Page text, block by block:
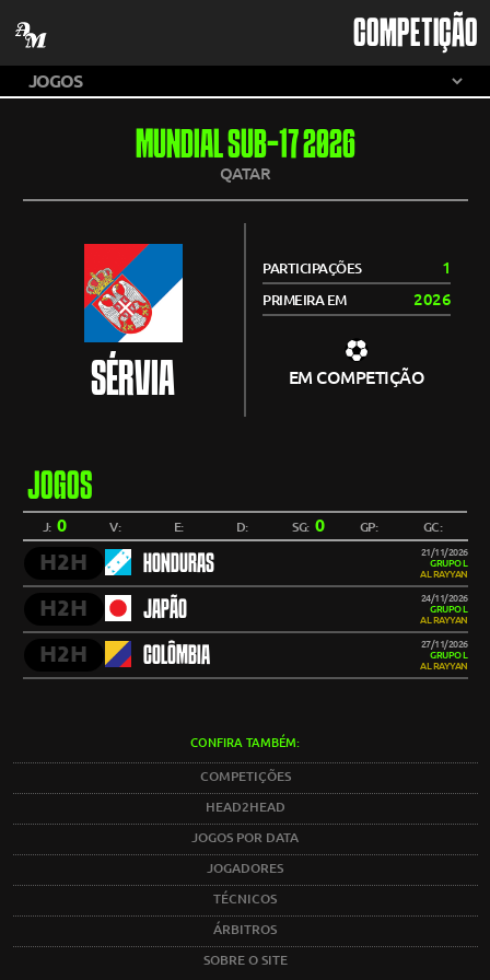
COMPETIÇÃO
MUNDIAL SUB-17 2026
QATAR
SÉRVIA
PARTICIPAÇÕES 1
PRIMEIRA EM 2026
EM COMPETIÇÃO
JOGOS
J: 0 V: E: D: SG: 0 GP: GC:
H2H HONDURAS
21/11/2026
GRUPO L
AL RAYYAN
H2H JAPÃO
24/11/2026
GRUPO L
AL RAYYAN
H2H COLÔMBIA
27/11/2026
GRUPO L
AL RAYYAN
CONFIRA TAMBÉM:
COMPETIÇÕES
HEAD2HEAD
JOGOS POR DATA
JOGADORES
TÉCNICOS
ÁRBITROS
SOBRE O SITE